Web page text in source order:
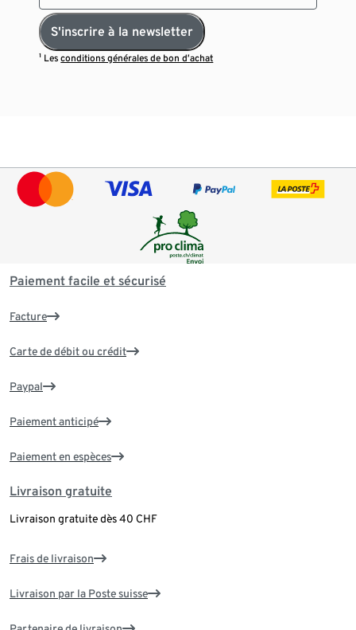
S'inscrire à la newsletter
¹ Lesconditions générales de bon d’achat
Paiement facile et sécurisé
Facture
Carte de débit ou crédit
Paypal
Paiement anticipé
Paiement en espèces
Livraison gratuite
Livraison gratuite dès 40 CHF
Frais de livraison
Livraison par la Poste suisse